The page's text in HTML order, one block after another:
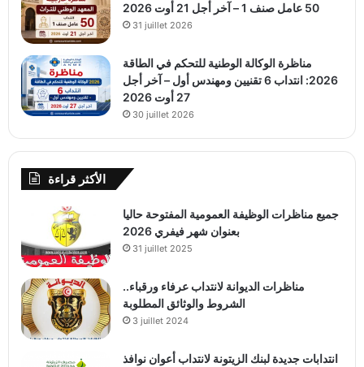
50 عامل صنف 1 – آخر أجل 21 أوت 2026
31 juillet 2026
مناظرة الوكالة الوطنية للتحكم في الطاقة
2026: انتداب 6 تقنيين ومهندس أول – آخر أجل
27 أوت 2026
30 juillet 2026
الأكثر قراءة
جميع مناظرات الوظيفة العمومية المفتوحة حاليا
بعنوان شهر فيفري 2026
31 juillet 2025
مناظرات الديوانة لانتداب عرفاء ورقباء..
الشروط والوثائق المطلوبة
3 juillet 2024
انتدابات جديدة لبنك الزيتونة لانتداب أعوان نوافذ